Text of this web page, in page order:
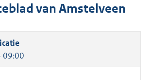
van Amstelveen